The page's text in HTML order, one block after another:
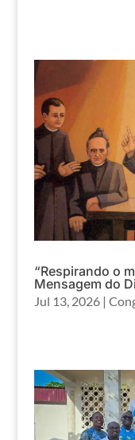
“Respirando o
Mensagem do
Jul 13, 2026|